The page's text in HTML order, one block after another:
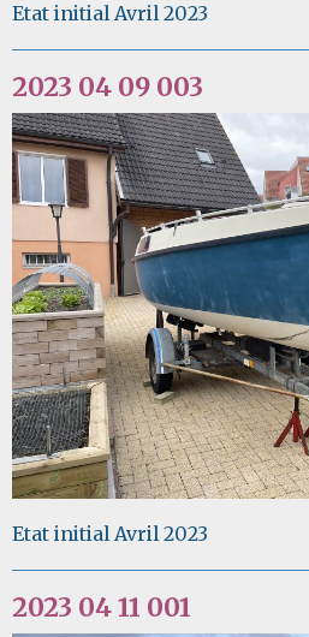
Etat initial Avril 2023
2023 04 09 003
Etat initial Avril 2023
2023 04 11 001